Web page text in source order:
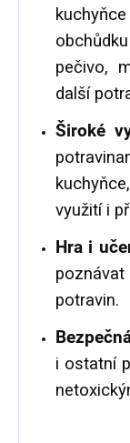
pečivo,
další
Široké
využití i
Hra i
potravin.
i ostatní